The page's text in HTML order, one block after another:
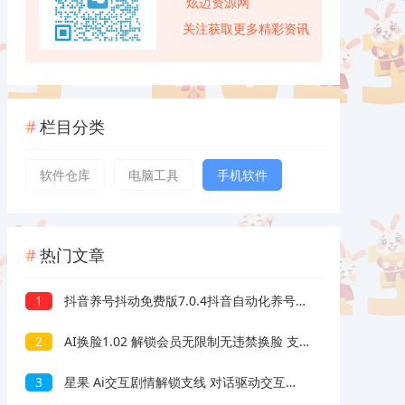
关注获取更多精彩资讯
栏目分类
软件仓库 电脑工具 手机软件
热门文章
1 抖音养号抖动免费版7.0.4抖音自动化养号评论脚本
2 AI换脸1.02 解锁会员无限制无违禁换脸 支持照片/视频
3 星果 Ai交互剧情解锁支线 对话驱动交互故事剧情